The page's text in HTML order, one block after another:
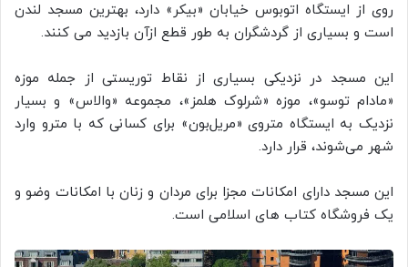
روی از ایستگاه اتوبوس خیابان «بیکر» دارد، بهترین مسجد لندن
است و بسیاری از گردشگران به طور قطع ازآن بازدید می کنند.
این مسجد در نزدیکی بسیاری از نقاط توریستی از جمله موزه
«مادام توسو»، موزه «شرلوک هلمز»، مجموعه «والاس» و بسیار
نزدیک به ایستگاه متروی «مریل‌بون» برای کسانی که با مترو وارد
شهر می‌شوند، قرار دارد.
این مسجد دارای امکانات مجزا برای مردان و زنان با امکانات وضو و
یک فروشگاه کتاب های اسلامی است.